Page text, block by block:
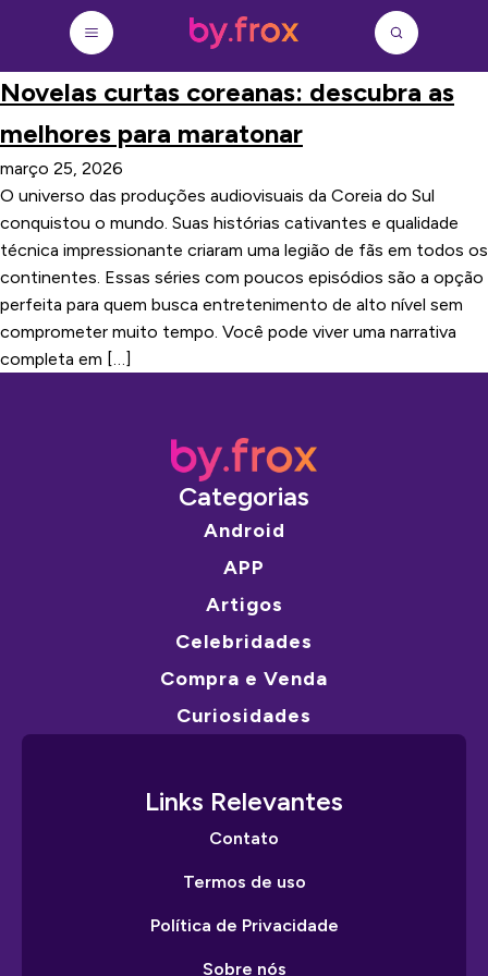
Novelas curtas coreanas: descubra as
melhores para maratonar
março 25, 2026
O universo das produções audiovisuais da Coreia do Sul
conquistou o mundo. Suas histórias cativantes e qualidade
técnica impressionante criaram uma legião de fãs em todos os
continentes. Essas séries com poucos episódios são a opção
perfeita para quem busca entretenimento de alto nível sem
comprometer muito tempo. Você pode viver uma narrativa
completa em […]
Categorias
Android
APP
Artigos
Celebridades
Compra e Venda
Curiosidades
Links Relevantes
Contato
Termos de uso
Política de Privacidade
Sobre nós